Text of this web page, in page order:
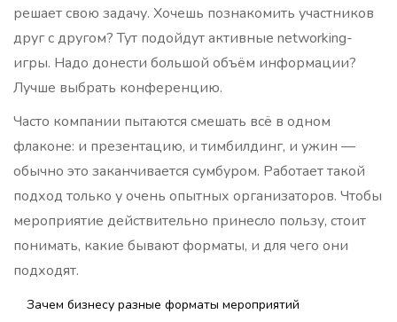
решает свою задачу. Хочешь познакомить участников
друг с другом? Тут подойдут активные networking-
игры. Надо донести большой объём информации?
Лучше выбрать конференцию.
Часто компании пытаются смешать всё в одном
флаконе: и презентацию, и тимбилдинг, и ужин —
обычно это заканчивается сумбуром. Работает такой
подход только у очень опытных организаторов. Чтобы
мероприятие действительно принесло пользу, стоит
понимать, какие бывают форматы, и для чего они
подходят.
Зачем бизнесу разные форматы мероприятий